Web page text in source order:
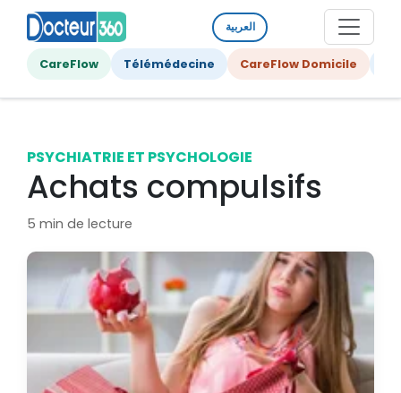
العربية
CareFlow Télémédecine CareFlow Domicile
PSYCHIATRIE ET PSYCHOLOGIE
Achats compulsifs
5 min de lecture